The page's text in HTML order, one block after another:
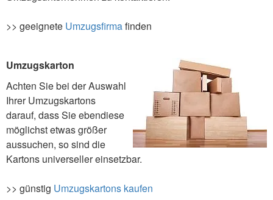
>> geeignete Umzugsfirmafinden
Umzugskarton
Achten Sie bei der Auswahl
Ihrer Umzugskartons
darauf, dass Sie ebendiese
möglichst etwas größer
aussuchen, so sind die
Kartons universeller einsetzbar.
>> günstig Umzugskartons kaufen